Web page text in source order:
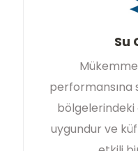
Su
performansına
bölgelerindeki
uygundur ve küf